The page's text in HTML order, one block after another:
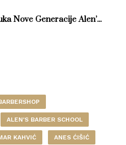
Nove Generacije Alen’...
ALEN'S BARBER SCHOOL
KAHVIĆ ANES ĆIŠIĆ